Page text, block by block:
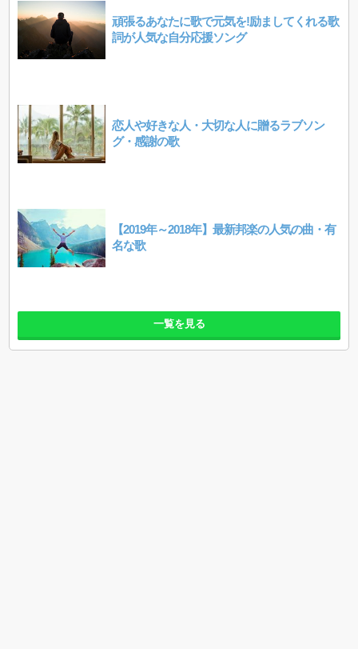
頑張るあなたに歌で元気を!励ましてくれる歌
詞が人気な自分応援ソング
恋人や好きな人・大切な人に贈るラブソン
グ・感謝の歌
【2019年～2018年】最新邦楽の人気の曲・有
名な歌
一覧を見る